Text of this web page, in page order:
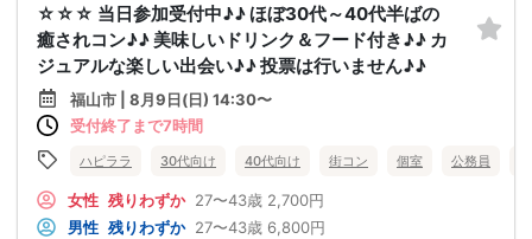
☆☆☆ 当日参加受付中♪♪ ほぼ30代～40代半ばの
癒されコン♪♪ 美味しいドリンク＆フード付き♪♪ カ
ジュアルな楽しい出会い♪♪ 投票は行いません♪♪
福山市 | 8月9日(日) 14:30〜
受付終了まで7時間
ハピララ 30代向け 40代向け 街コン 個室 公務員
女性 残りわずか 27〜43歳 2,700円
男性 残りわずか 27〜43歳 6,800円